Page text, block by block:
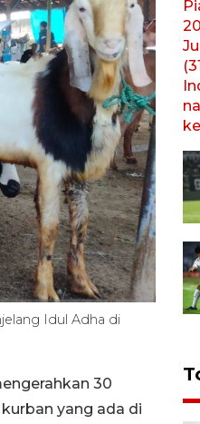
Idul Adha di
30
yang ada di